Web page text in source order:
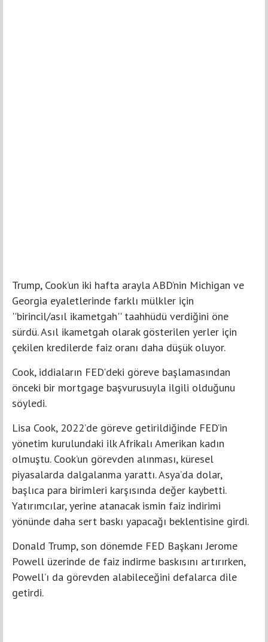
Trump, Cook’un iki hafta arayla ABD’nin Michigan ve
Georgia eyaletlerinde farklı mülkler için
''birincil/asıl ikametgah'' taahhüdü verdiğini öne
sürdü. Asıl ikametgah olarak gösterilen yerler için
çekilen kredilerde faiz oranı daha düşük oluyor.
Cook, iddiaların FED'deki göreve başlamasından
önceki bir mortgage başvurusuyla ilgili olduğunu
söyledi.
Lisa Cook, 2022’de göreve getirildiğinde FED’in
yönetim kurulundaki ilk Afrikalı Amerikan kadın
olmuştu. Cook’un görevden alınması, küresel
piyasalarda dalgalanma yarattı. Asya’da dolar,
başlıca para birimleri karşısında değer kaybetti.
Yatırımcılar, yerine atanacak ismin faiz indirimi
yönünde daha sert baskı yapacağı beklentisine girdi.
Donald Trump, son dönemde FED Başkanı Jerome
Powell üzerinde de faiz indirme baskısını artırırken,
Powell’ı da görevden alabileceğini defalarca dile
getirdi.